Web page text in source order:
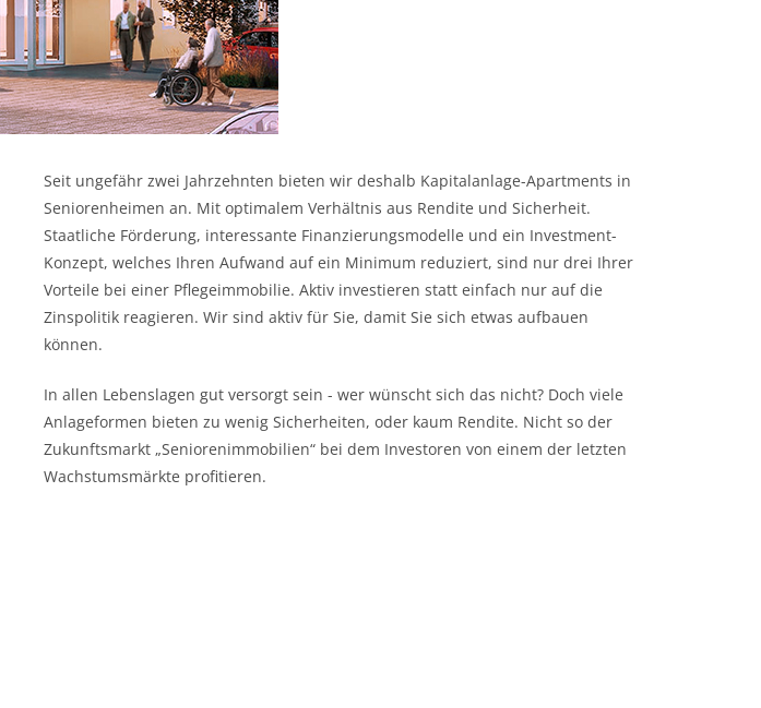
Seit ungefähr zwei Jahrzehnten bieten wir deshalb Kapitalanlage-Apartments in
Seniorenheimen an. Mit optimalem Verhältnis aus Rendite und Sicherheit.
Staatliche Förderung, interessante Finanzierungsmodelle und ein Investment-
Konzept, welches Ihren Aufwand auf ein Minimum reduziert, sind nur drei Ihrer
Vorteile bei einer Pflegeimmobilie. Aktiv investieren statt einfach nur auf die
Zinspolitik reagieren. Wir sind aktiv für Sie, damit Sie sich etwas aufbauen
können.
In allen Lebenslagen gut versorgt sein - wer wünscht sich das nicht? Doch viele
Anlageformen bieten zu wenig Sicherheiten, oder kaum Rendite. Nicht so der
Zukunftsmarkt „Seniorenimmobilien“ bei dem Investoren von einem der letzten
Wachstumsmärkte profitieren.